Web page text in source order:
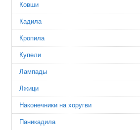
Ковши
Кадила
Кропила
Купели
Лампады
Лжици
Наконечники на хоругви
Паникадила